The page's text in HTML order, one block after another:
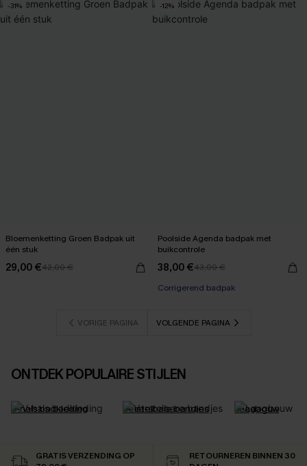
-31%
Bloemenketting Groen Badpak uit
één stuk
29,00 €42,00 €
-12%
Poolside Agenda badpak met
buikcontrole
38,00 €43,00 €
Corrigerend badpak
VORIGE PAGINA VOLGENDE PAGINA
ONTDEK POPULAIRE STIJLEN
V-hals badkleding Verstelbare bandjes Laagbouw
GRATIS VERZENDING OP
RETOURNEREN BINNEN 30